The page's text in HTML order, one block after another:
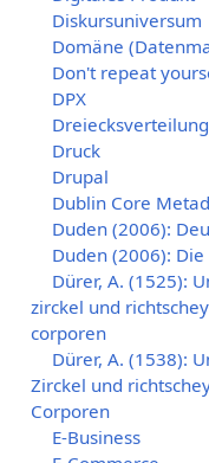
Diskursuniversum
Domäne
Don't repeat
DPX
Dreiecksverteilung
Druck
Drupal
Dublin Core
Duden (2006):
Duden (2006):
Dürer, A. (1525):
zirckel und
corporen
Dürer, A. (1538):
Zirckel und
Corporen
E-Business